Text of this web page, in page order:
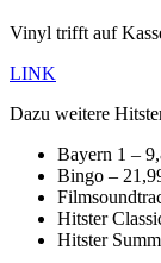
Vinyl trifft auf
LINK
Dazu weitere
Bayern 1 –
Bingo –
Hitster
Hitster